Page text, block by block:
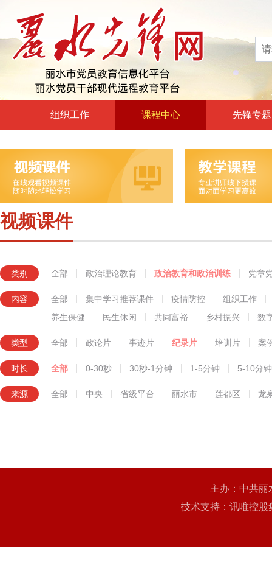
组织工作
领导动态
自身建设
组工文件
组工之窗
课程中心
政治教育和政治训练
党章党规党纪教育
革命传统教育
先锋专题
视频课件
类别 全部 政治理论教育 政治教育和政治训练 党章
内容 全部 集中学习推荐课件 疫情防控
组织工作
养生保健
民生休闲 共同富裕 乡村振兴 数
类型 全部 政论片 事迹片 纪录片 培训片 案
时长 全部 0-30秒 30秒-1分钟 1-5分钟 5-10分钟
来源 全部 中央 省级平台 丽水市 莲都区 龙
主办：中共
技术支持：讯唯控